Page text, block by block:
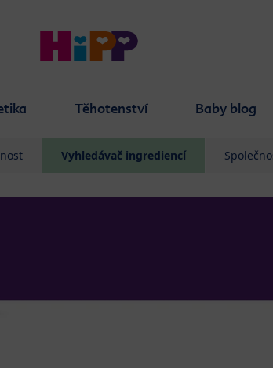
Těhotenství Baby blog
Vyhledávač ingrediencí